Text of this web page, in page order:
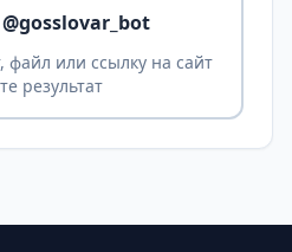
файл или ссылку на сайт
результат